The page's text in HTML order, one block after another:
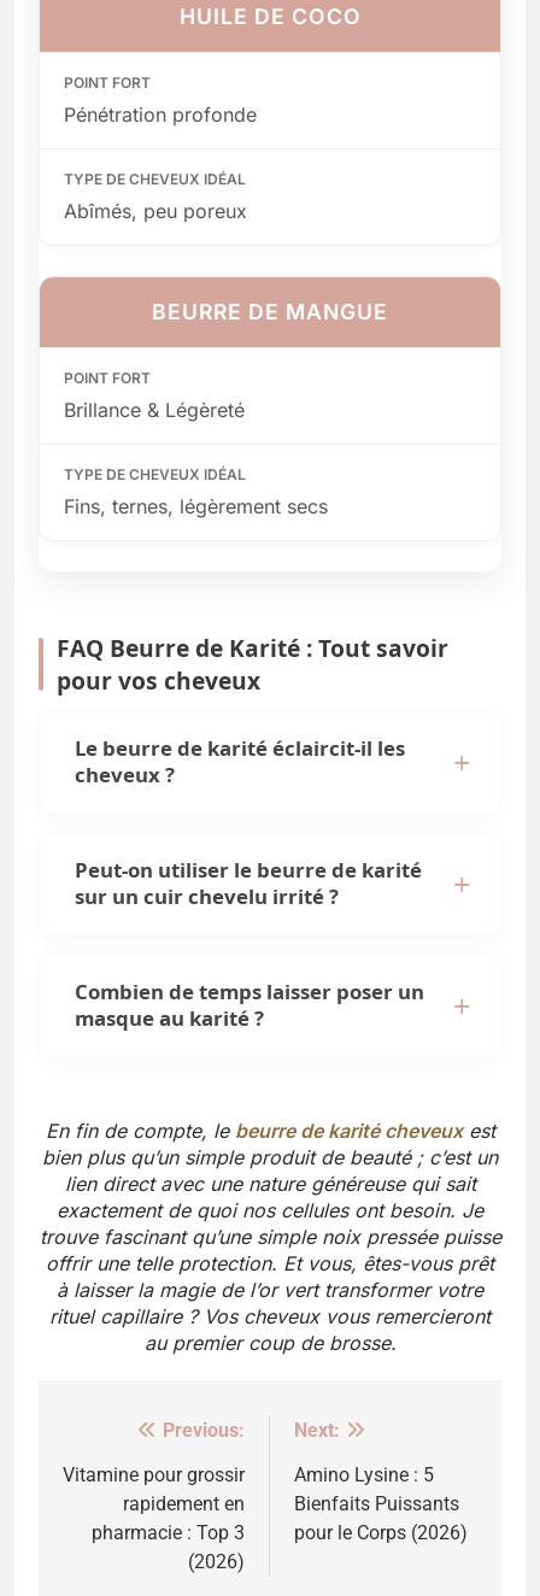
HUILE DE COCO
Pénétration profonde
Abîmés, peu poreux
BEURRE DE MANGUE
Brillance & Légèreté
Fins, ternes, légèrement secs
FAQ Beurre de Karité : Tout savoir
pour vos cheveux
Le beurre de karité éclaircit-il les
cheveux ?
Peut-on utiliser le beurre de karité
sur un cuir chevelu irrité ?
Combien de temps laisser poser un
masque au karité ?
En fin de compte, le beurre de karité cheveuxest
bien plus qu’un simple produit de beauté ; c’est un
lien direct avec une nature généreuse qui sait
exactement de quoi nos cellules ont besoin. Je
trouve fascinant qu’une simple noix pressée puisse
offrir une telle protection. Et vous, êtes-vous prêt
à laisser la magie de l’or vert transformer votre
rituel capillaire ? Vos cheveux vous remercieront
au premier coup de brosse.
Navigation
de
l’article
Previous:
Vitamine pour grossir
rapidement en
pharmacie : Top 3
(2026)
Next:
Amino Lysine : 5
Bienfaits Puissants
pour le Corps (2026)